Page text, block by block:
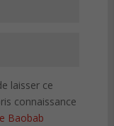
laisser ce
connaissance
Baobab